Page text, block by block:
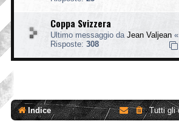
Coppa Svizzera
Ultimo messaggio da Jean Valjean «
Risposte: 308
Indice Tutti gli